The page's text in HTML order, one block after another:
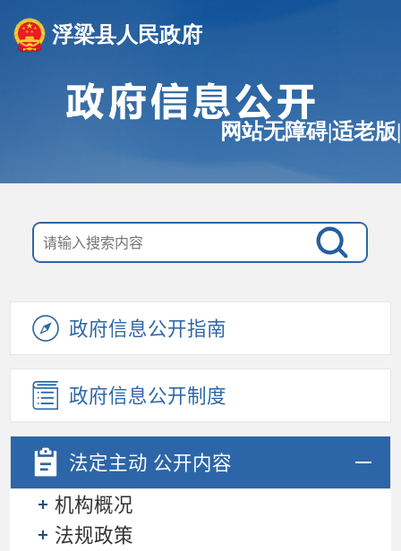
浮梁县人民政府
网站无障碍|适老版|
政府信息公开指南
政府信息公开制度
法定主动 公开内容
机构概况
法规政策